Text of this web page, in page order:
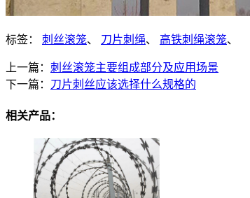
标签： 刺丝滚笼、 刀片刺绳、 高铁刺绳滚笼、
上一篇： 刺丝滚笼主要组成部分及应用场景
下一篇： 刀片刺丝应该选择什么规格的
相关产品：